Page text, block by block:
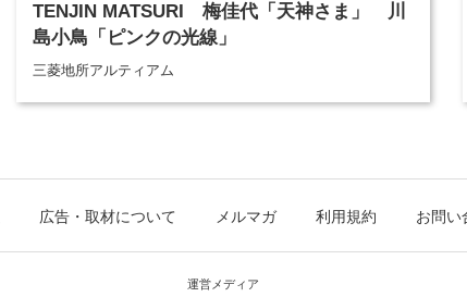
TENJIN MATSURI 梅佳代「天神さま」 川
島小鳥「ピンクの光線」
三菱地所アルティアム
広告・取材について メルマガ 利用規約 お問い
運営メディア